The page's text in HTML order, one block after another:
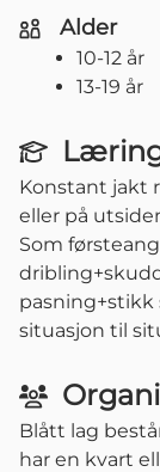
Alder
10-12 år
13-19 år
Konstant jakt
eller på
Som
pasning+stikk
situasjon til
Blått lag
har en kvart